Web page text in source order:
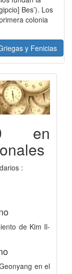
Bes’). Los
colonia
y Fenicias
en
:
de Kim Il-
en el